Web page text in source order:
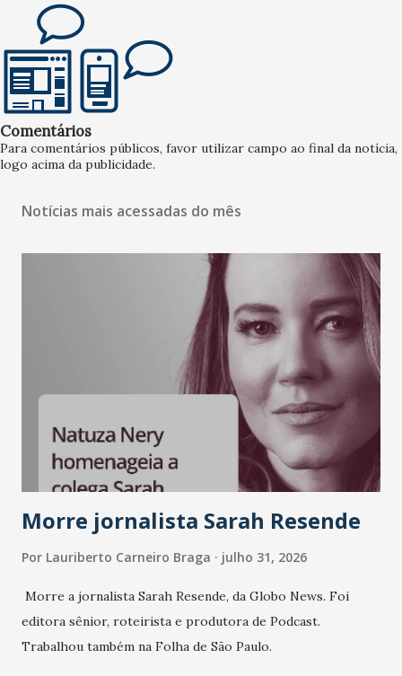
Comentários
Para comentários públicos, favor utilizar campo ao final da notícia,
logo acima da publicidade.
Notícias mais acessadas do mês
Morre jornalista Sarah Resende
Por Lauriberto Carneiro Braga julho 31, 2026
Morre a jornalista Sarah Resende, da Globo News. Foi
editora sênior, roteirista e produtora de Podcast.
Trabalhou também na Folha de São Paulo.